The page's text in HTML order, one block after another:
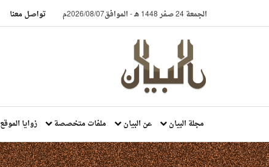
الجمعة 24 صفر 1448 هـ -الموافق2026/08/07م تواصل معنا
مجلة البيان عن البيان ملفات متخصصة زوايا الموقع